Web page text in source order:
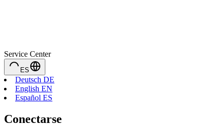
Service Center
ES
Deutsch DE
English EN
Español ES
Conectarse